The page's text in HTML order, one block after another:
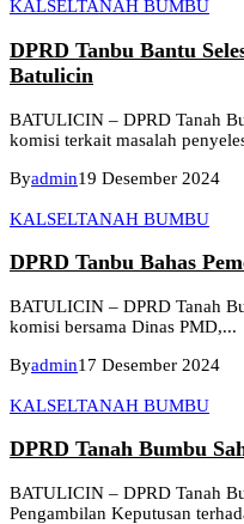
KALSELTANAH BUMBU
DPRD Tanbu Bantu
Batulicin
BATULICIN – DPRD Tanah
komisi terkait masalah
Byadmin19 Desember 2024
KALSELTANAH BUMBU
DPRD Tanbu Bahas
BATULICIN – DPRD Tanah
komisi bersama Dinas PMD,...
Byadmin17 Desember 2024
KALSELTANAH BUMBU
DPRD Tanah Bumbu
BATULICIN – DPRD Tanah
Pengambilan Keputusan